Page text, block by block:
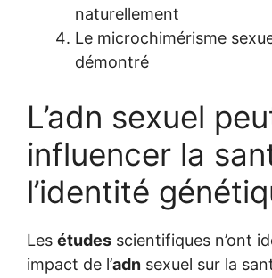
naturellement
Le microchimérisme
démontré
L’adn sexuel
influencer la
l’identité
Les études scientifiques n’ont
impact de l’adn sexuel sur la